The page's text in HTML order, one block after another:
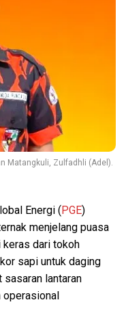
Matangkuli, Zulfadhli (Adel).
Energi ( PGE)
menjelang puasa
keras dari tokoh
sapi untuk daging
lantaran